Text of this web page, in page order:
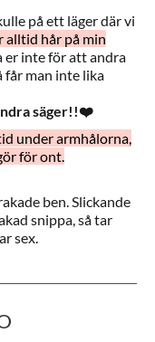
på ett läger där vi
alltid hår på min
er inte för att andra
får man inte lika
säger!!❤️
under armhålorna,
för ont.
ben. Slickande
snippa, så tar
sex.